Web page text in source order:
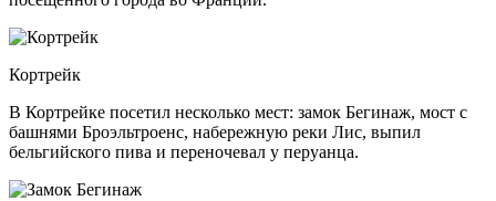
Кортрейк
В Кортрейке посетил несколько мест: замок Бегинаж, мост с
башнями Броэльтроенс, набережную реки Лис, выпил
бельгийского пива и переночевал у перуанца.